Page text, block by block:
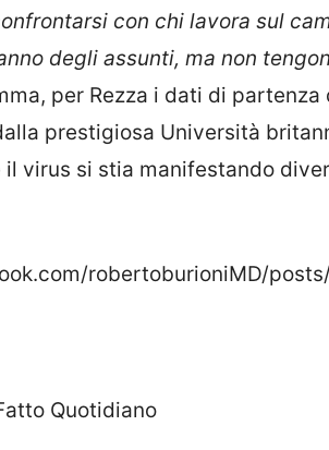
con chi lavora sul
degli assunti, ma non
per Rezza i dati di partenza
prestigiosa Università
virus si stia manifestando
robertoburioniMD/
Quotidiano